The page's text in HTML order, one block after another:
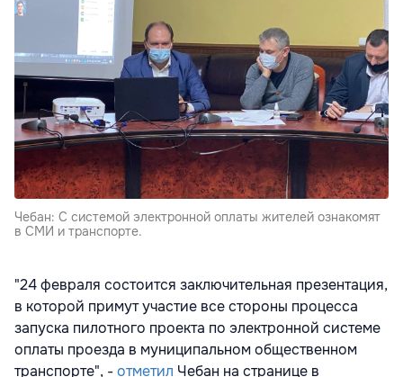
Чебан: С системой электронной оплаты жителей ознакомят
в СМИ и транспорте.
"24 февраля состоится заключительная презентация,
в которой примут участие все стороны процесса
запуска пилотного проекта по электронной системе
оплаты проезда в муниципальном общественном
транспорте", -отметил Чебан на странице в